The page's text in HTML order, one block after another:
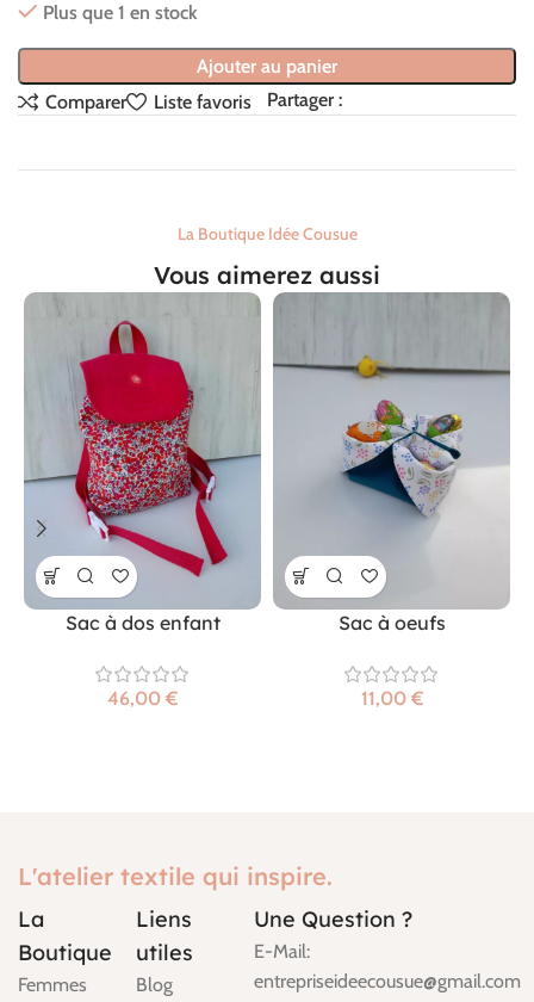
Plus que 1 en stock
Ajouter au panier
Comparer
Liste favoris Partager :
La Boutique Idée Cousue
Vous aimerez aussi
Sac à dos enfant
€
Sac à oeufs
€
L'atelier textile qui inspire.
La
Boutique
Femmes
Liens
utiles
Blog
Une Question ?
E-Mail:
entrepriseideecousue@gmail.com